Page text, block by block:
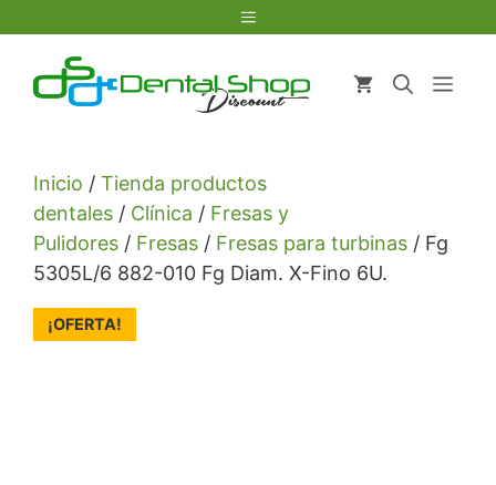
contenido
Menú
Inicio / Tienda productos
dentales / Clínica / Fresas y
Pulidores / Fresas / Fresas para turbinas / Fg
5305L/6 882-010 Fg Diam. X-Fino 6U.
¡OFERTA!